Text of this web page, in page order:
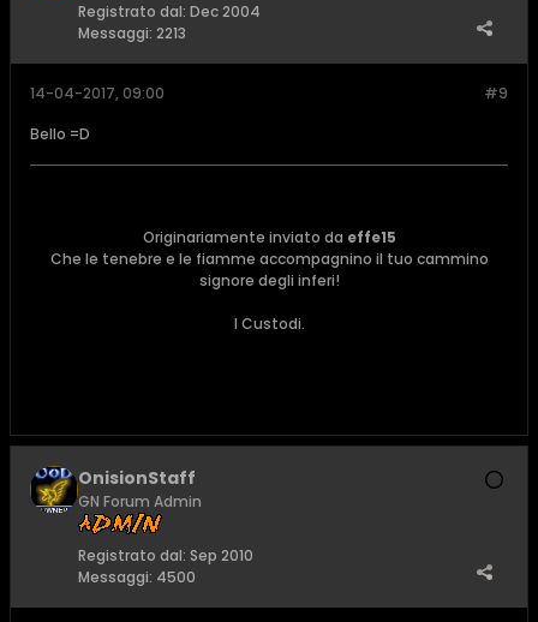
Registrato dal: Dec 2004
Messaggi: 2213
#9
14-04-2017, 09:00
Bello =D
Originariamente inviato da effe15
Che le tenebre e le fiamme accompagnino il tuo cammino
signore degli inferi!
I Custodi.
OnisionStaff
GN Forum Admin
Registrato dal: Sep 2010
Messaggi: 4500